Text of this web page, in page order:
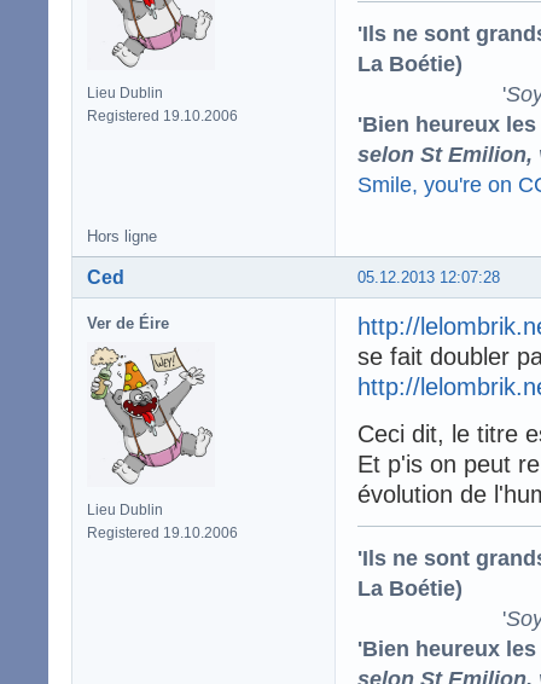
Lieu Dublin
Registered 19.10.2006
'Ils ne sont
La Boétie)
'
'Bien heureux
selon St Emilion,
Smile, you're on
Hors ligne
05.12.2013 12:07:28
Ced
Ver de Éire
Lieu Dublin
Registered 19.10.2006
http://
se fait doubler
http://
Ceci dit, le titre
Et p'is on peut
évolution de
'Ils ne sont
La Boétie)
'
'Bien heureux
selon St Emilion,